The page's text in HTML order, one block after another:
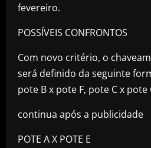
fevereiro.
POSSÍVEIS CONFRONTOS
Com novo critério, o
será definido da seguinte
pote B x pote F, pote C x
continua após a publicidade
POTE A X POTE E